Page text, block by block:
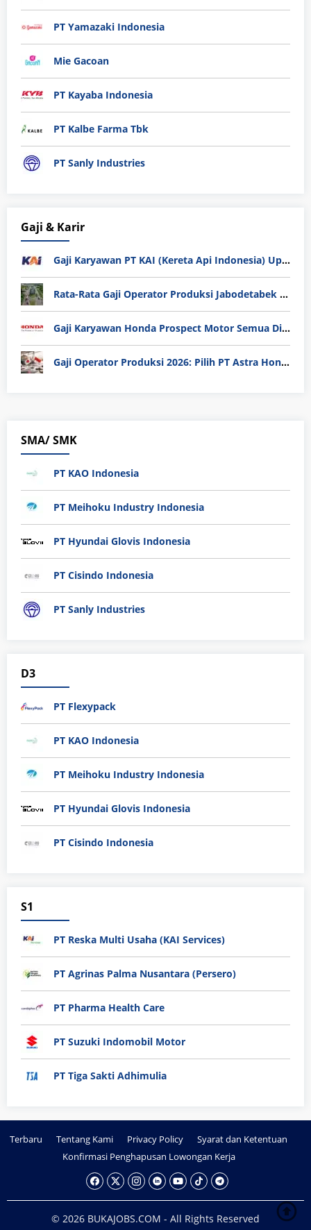
PT Yamazaki Indonesia
Mie Gacoan
PT Kayaba Indonesia
PT Kalbe Farma Tbk
PT Sanly Industries
Gaji & Karir
Gaji Karyawan PT KAI (Kereta Api Indonesia) Update 2025
Rata-Rata Gaji Operator Produksi Jabodetabek 2025: Bedah Tuntas UMK, Lemburan, dan Realita Hidup Buruh
Gaji Karyawan Honda Prospect Motor Semua Divisi
Gaji Operator Produksi 2026: Pilih PT Astra Honda Motor (AHM) atau Manufaktur di Jepang?
SMA/ SMK
PT KAO Indonesia
PT Meihoku Industry Indonesia
PT Hyundai Glovis Indonesia
PT Cisindo Indonesia
PT Sanly Industries
D3
PT Flexypack
PT KAO Indonesia
PT Meihoku Industry Indonesia
PT Hyundai Glovis Indonesia
PT Cisindo Indonesia
S1
PT Reska Multi Usaha (KAI Services)
PT Agrinas Palma Nusantara (Persero)
PT Pharma Health Care
PT Suzuki Indomobil Motor
PT Tiga Sakti Adhimulia
Terbaru Tentang Kami Privacy Policy
Syarat dan Ketentuan
Konfirmasi Penghapusan Lowongan Kerja
© 2026 BUKAJOBS.COM - All Rights Reserved